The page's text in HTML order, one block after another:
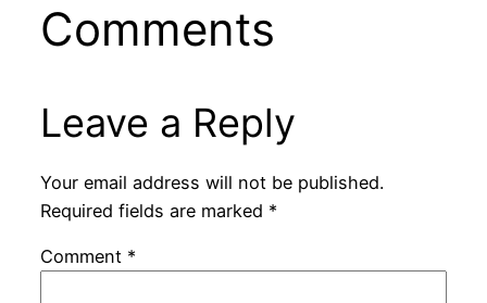
Comments
Leave a Reply
Your email address will not be published.
Required fields are marked *
Comment *